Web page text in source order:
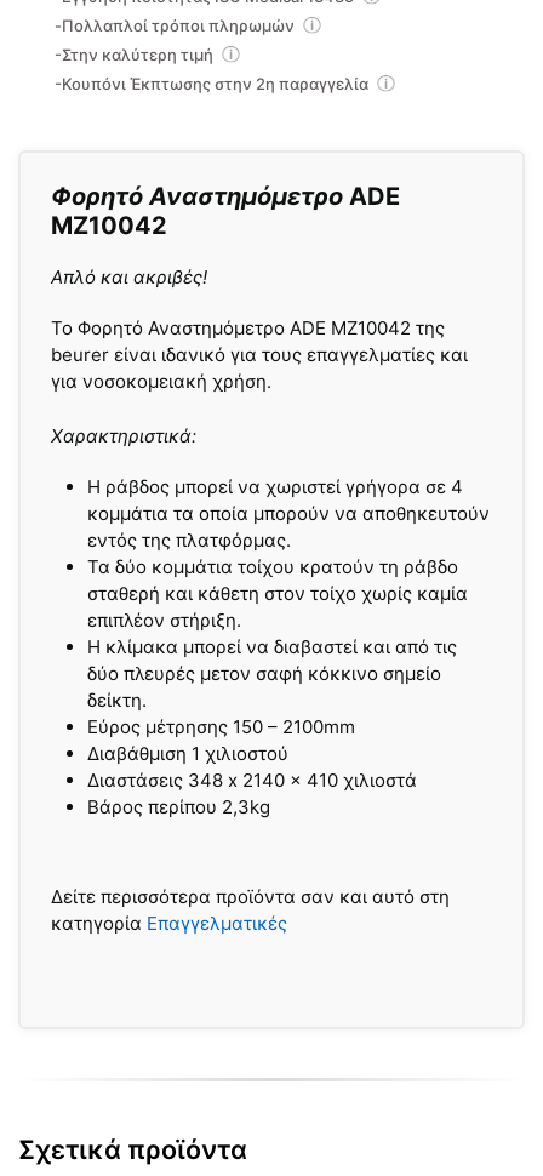
Φορητό Αναστημόμετρο ADE
MZ10042
Απλό και ακριβές!
Το Φορητό Αναστημόμετρο ADE MZ10042 της
beurer είναι ιδανικό για τους επαγγελματίες και
για νοσοκομειακή χρήση.
Χαρακτηριστικά:
Η ράβδος μπορεί να χωριστεί γρήγορα σε 4
κομμάτια τα οποία μπορούν να αποθηκευτούν
εντός της πλατφόρμας.
Τα δύο κομμάτια τοίχου κρατούν τη ράβδο
σταθερή και κάθετη στον τοίχο χωρίς καμία
επιπλέον στήριξη.
Η κλίμακα μπορεί να διαβαστεί και από τις
δύο πλευρές μετον σαφή κόκκινο σημείο
δείκτη.
Εύρος μέτρησης 150 – 2100mm
Διαβάθμιση 1 χιλιοστού
Διαστάσεις 348 x 2140 x 410 χιλιοστά
Βάρος περίπου 2,3kg
Δείτε περισσότερα προϊόντα σαν και αυτό στη
κατηγορία Επαγγελματικές
-Πολλαπλοί τρόποι πληρωμών
-Στην καλύτερη τιμή
-Κουπόνι Έκπτωσης στην 2η παραγγελία
Σχετικά προϊόντα